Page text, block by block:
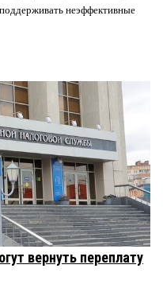
неэффективные
вернуть переплату